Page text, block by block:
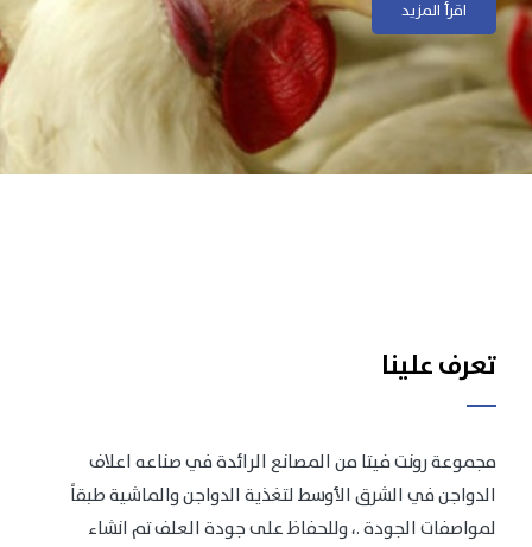
اقرأ المزيداقرأ المزيد
تعرف علينا
مجموعة رونت فيتا من المصانع الرائدة في صناعه اعلاف
الدواجن في الشرق الأوسط لتغذية الدواجن والماشية طبقاً
لمواصفات الجودة .، وللحفاظ على جودة العلف تم انشاء